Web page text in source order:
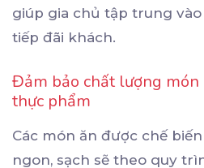
giúp gia chủ tập trung
tiếp đãi khách.
Đảm bảo chất lượng món
thực phẩm
Các món ăn được chế
ngon, sạch sẽ theo quy